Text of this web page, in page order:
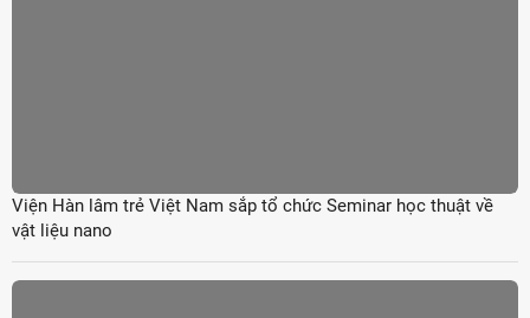
Viện Hàn lâm trẻ Việt Nam sắp tổ chức Seminar học thuật về
vật liệu nano